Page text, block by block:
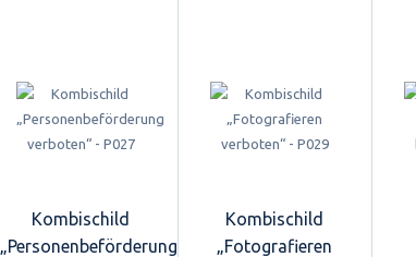
Kombischild
„Personenbeförderung
Kombischild
„Fotografieren